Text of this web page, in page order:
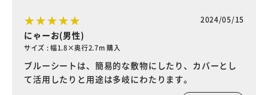
2024/05/15
にゃーお(男性)
サイズ : 幅1.8×奥行2.7m 購入
ブルーシートは、簡易的な敷物にしたり、カバーとし
て活用したりと用途は多岐にわたります。